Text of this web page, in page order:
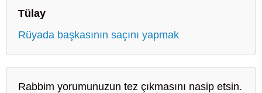
Tülay
Rüyada başkasının saçını yapmak
Rabbim yorumunuzun tez çıkmasını nasip etsin.